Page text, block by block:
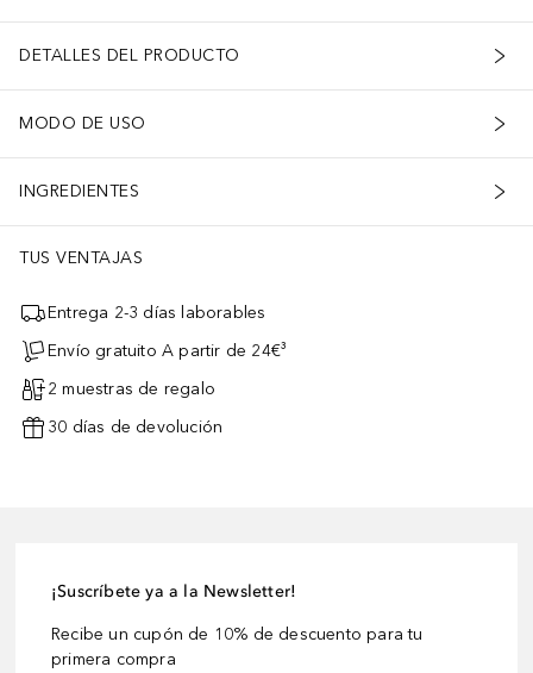
DETALLES DEL PRODUCTO
MODO DE USO
INGREDIENTES
TUS VENTAJAS
Entrega 2-3 días laborables
Envío gratuito A partir de 24€³
2 muestras de regalo
30 días de devolución
¡Suscríbete ya a la Newsletter!
Recibe un cupón de 10% de descuento para tu
primera compra